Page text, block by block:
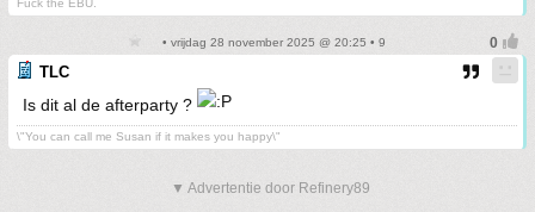
Fuck the EBU.
• vrijdag 28 november 2025 @ 20:25 • 9
TLC
Is dit al de afterparty ?
\"You can call me Susan if it makes you happy\"
▼ Advertentie door Refinery89